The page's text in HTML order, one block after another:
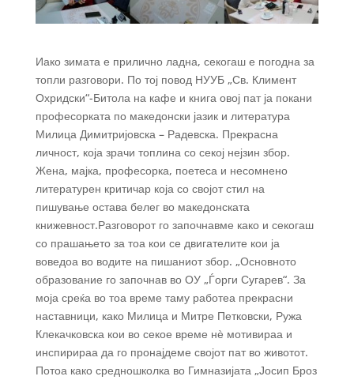
Иако зимата е прилично ладна, секогаш е погодна за
топли разговори. По тој повод НУУБ „Св. Климент
Охридски“-Битола на кафе и книга овој пат ја покани
професорката по македонски јазик и литература
Милица Димитријовска – Радевска. Прекрасна
личност, која зрачи топлина со секој нејзин збор.
Жена, мајка, професорка, поетеса и несомнено
литературен критичар која со својот стил на
пишување остава белег во македонската
книжевност.Разговорот го започнавме како и секогаш
со прашањето за тоа кои се двигателите кои ја
воведоа во водите на пишаниот збор. „Основното
образование го започнав во ОУ „Ѓорги Сугарев“. За
моја среќа во тоа време таму работеа прекрасни
наставници, како Милица и Митре Петковски, Ружа
Клекачковска кои во секое време нѐ мотивираа и
инспирираа да го пронајдеме својот пат во животот.
Потоа како средношколка во Гимназијата „Јосип Броз